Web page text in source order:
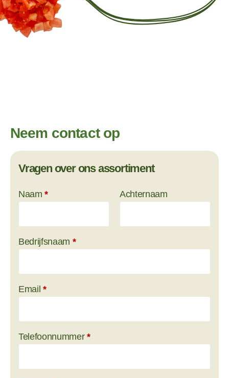
Neem contact op
Vragen over ons assortiment
Section
Naam * Achternaam
Bedrijfsnaam *
Email *
Telefoonnummer *